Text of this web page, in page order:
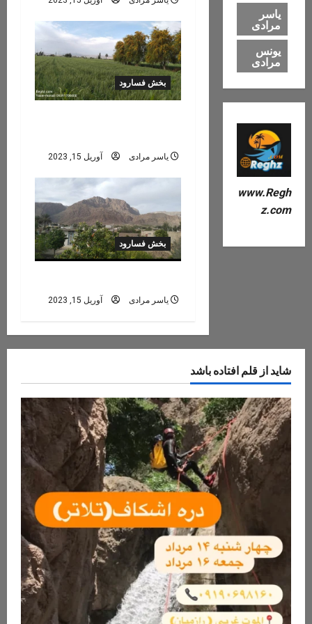
t
i
o بخش فسارود
یاسر مرادی آوریل 15, 2023
بخش فسارود
یاسر مرادی آوریل 15, 2023
یاسر
مرادی
یونس
مرادی
www.Regh
z.com
شاید از قلم افتاده باشد